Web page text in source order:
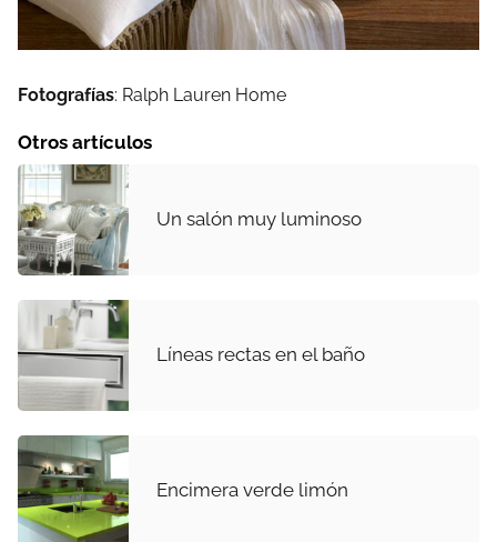
Fotografías: Ralph Lauren Home
Otros artículos
Un salón muy luminoso
Líneas rectas en el baño
Encimera verde limón